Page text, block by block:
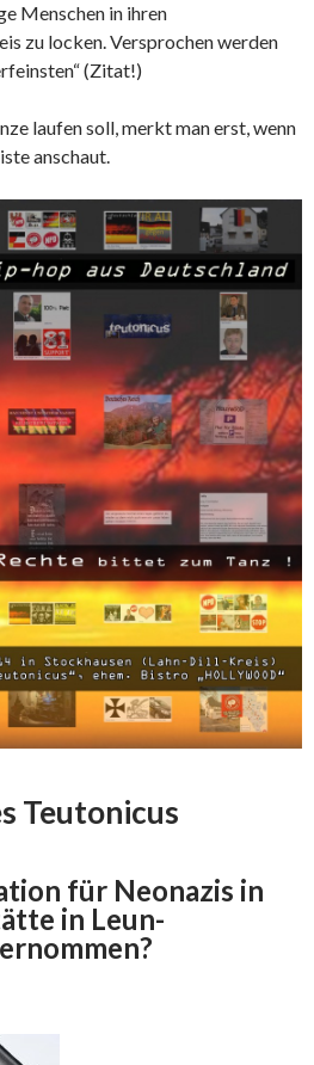
Menschen in ihren
zu locken. Versprochen werden
(Zitat!)
laufen soll, merkt man erst, wenn
anschaut.
Teutonicus
für Neonazis in
in Leun-